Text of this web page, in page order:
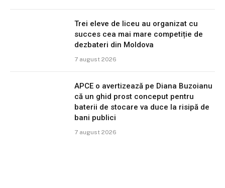
Trei eleve de liceu au organizat cu
succes cea mai mare competiție de
dezbateri din Moldova
7 august 2026
APCE o avertizează pe Diana Buzoianu
că un ghid prost conceput pentru
baterii de stocare va duce la risipă de
bani publici
7 august 2026